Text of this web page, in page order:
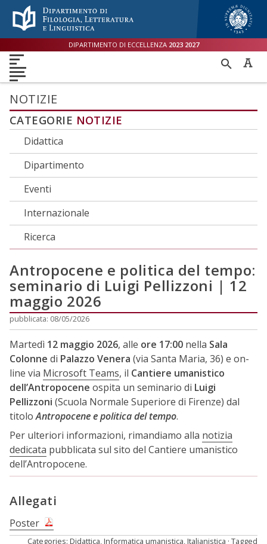
Menù accessibilità
to main menu
to content
DIPARTIMENTO DI ECCELLENZA 2023 2027
NOTIZIE
CATEGORIE NOTIZIE
Didattica
Dipartimento
Eventi
Internazionale
Ricerca
Antropocene e politica del tempo:
seminario di Luigi Pellizzoni | 12
maggio 2026
pubblicata: 08/05/2026
Martedì 12 maggio 2026, alle ore 17:00 nella Sala
Colonne di Palazzo Venera (via Santa Maria, 36) e on-
line via Microsoft Teams, il Cantiere umanistico
dell’Antropocene ospita un seminario di Luigi
Pellizzoni (Scuola Normale Superiore di Firenze) dal
titoloAntropocene e politica del tempo.
Per ulteriori informazioni, rimandiamo alla notizia
dedicata pubblicata sul sito del Cantiere umanistico
dell’Antropocene.
Allegati
Poster
Categories: Didattica Informatica umanistica Italianistica Tagged